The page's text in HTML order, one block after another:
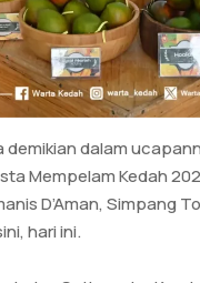
demikian dalam
Mempelam Kedah
D’Aman, Simpang
hari ini.